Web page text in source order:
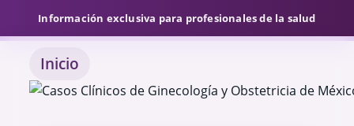
Información exclusiva para profesionales de la salud
Inicio